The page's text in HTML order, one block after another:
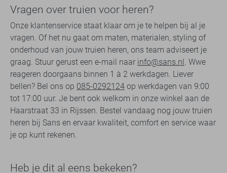
Vragen over truien voor heren?
Onze klantenservice staat klaar om je te helpen bij al je
vragen. Of het nu gaat om maten, materialen, styling of
onderhoud van jouw truien heren, ons team adviseert je
graag. Stuur gerust een e-mail naar info@sans.nl. Wwe
reageren doorgaans binnen 1 à 2 werkdagen. Liever
bellen? Bel ons op 085-0292124 op werkdagen van 9:00
tot 17:00 uur. Je bent ook welkom in onze winkel aan de
Haarstraat 33 in Rijssen. Bestel vandaag nog jouw truien
heren bij Sans en ervaar kwaliteit, comfort en service waar
je op kunt rekenen.
Heb je dit al eens bekeken?